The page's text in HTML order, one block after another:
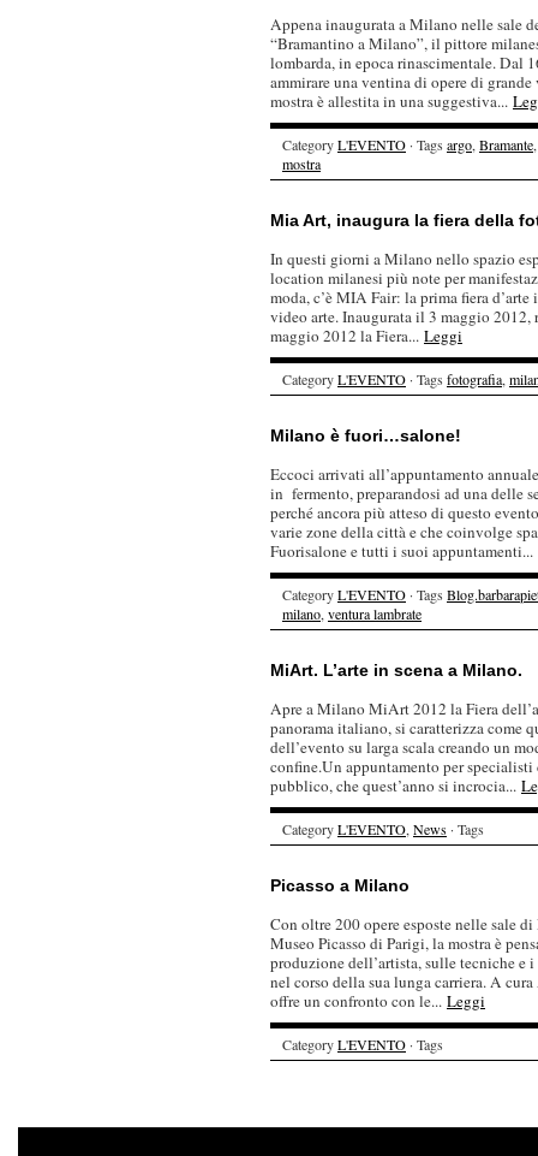
Appena inaugurata a Milano nelle sale
“Bramantino a Milano”, il pittore
lombarda, in epoca rinascimentale. Dal
ammirare una ventina di opere di
mostra è allestita in una suggestiva...
CategoryL'EVENTO · Tags argo, Bramante
mostra
Mia Art, inaugura la fiera della
In questi giorni a Milano nello spazio
location milanesi più note per
moda, c’è MIA Fair: la prima fiera
video arte. Inaugurata il 3 maggio
maggio 2012 la Fiera... Leggi
CategoryL'EVENTO · Tags fotografia,
Milano è fuori…salone!
Eccoci arrivati all’appuntamento
in fermento, preparandosi ad una delle
perché ancora più atteso di questo
varie zone della città e che coinvolge
Fuorisalone e tutti i suoi appuntamenti...
CategoryL'EVENTO · Tags
milano, ventura lambrate
MiArt. L’arte in scena a Milano.
Apre a Milano MiArt 2012 la Fiera
panorama italiano, si caratterizza come
dell’evento su larga scala creando un
confine.Un appuntamento per specialisti
pubblico, che quest’anno si incrocia...
CategoryL'EVENTO, News · Tags
Picasso a Milano
Con oltre 200 opere esposte nelle sale
Museo Picasso di Parigi, la mostra è
produzione dell’artista, sulle tecniche e
nel corso della sua lunga carriera. A
offre un confronto con le... Leggi
CategoryL'EVENTO · Tags